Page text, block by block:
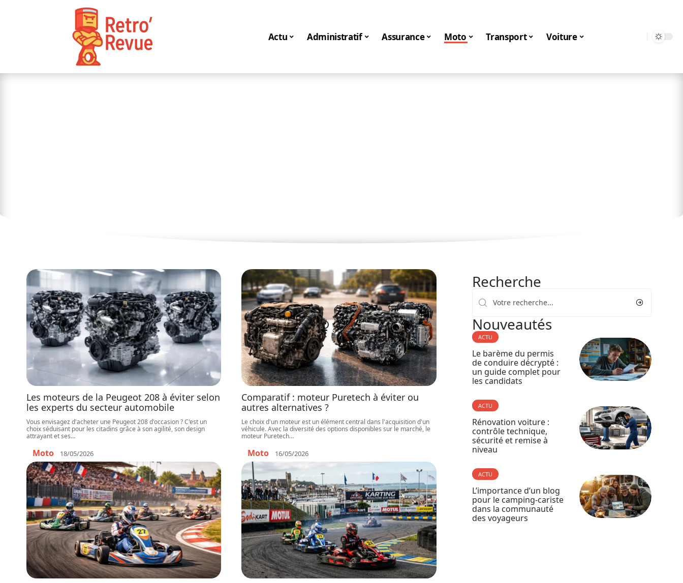
Actu Administratif Assurance Moto Transport Voiture
Les moteurs de la Peugeot 208 à éviter selon
les experts du secteur automobile
Vous envisagez d'acheter une Peugeot 208 d'occasion ? C'est un
choix séduisant pour les citadins grâce à son agilité, son design
attrayant et ses…
Moto 18/05/2026
Comparatif : moteur Puretech à éviter ou
autres alternatives ?
Le choix d'un moteur est un élément central dans l'acquisition d'un
véhicule. Avec la diversité des options disponibles sur le marché, le
moteur Puretech…
Moto 16/05/2026
Recherche
Nouveautés
ACTU
Le barème du permis
de conduire décrypté :
un guide complet pour
les candidats
ACTU
Rénovation voiture :
contrôle technique,
sécurité et remise à
niveau
ACTU
L’importance d’un blog
pour le camping-cariste
dans la communauté
des voyageurs